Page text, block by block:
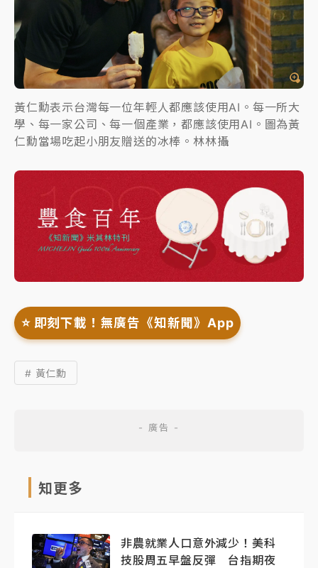
黃仁勳表示台灣每一位年輕人都應該使用AI。每一所大
學、每一家公司、每一個產業，都應該使用AI。圖為黃
仁勳當場吃起小朋友贈送的冰棒。林林攝
⭐️ 即刻下載！無廣告《知新聞》App
# 黃仁勳
知更多
非農就業人口意外減少！美科
技股周五早盤反彈 台指期夜